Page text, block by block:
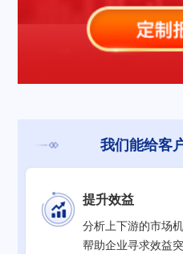
我们能给客
提升效益
分析上下游的市场
帮助企业寻求效益